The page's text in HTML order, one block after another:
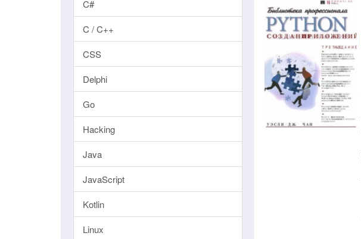
C#
C / C++
CSS
Delphi
Go
Hacking
Java
JavaScript
Kotlin
Linux